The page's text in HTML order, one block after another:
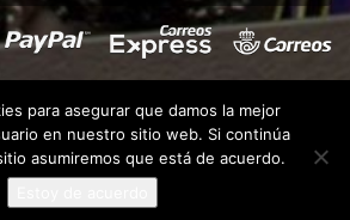
Funkotienda.com - Todos los derechos
reservados.
para asegurar que damos la mejor
en nuestro sitio web. Si continúa
asumiremos que está de acuerdo.